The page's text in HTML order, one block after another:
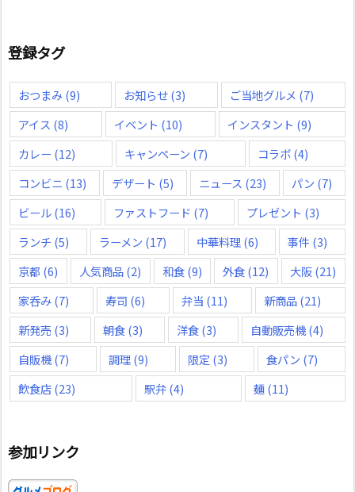
登録タグ
おつまみ(9) お知らせ(3) ご当地グルメ (7)
アイス (8) イベント (10) インスタント (9)
カレー (12) キャンペーン (7) コラボ(4)
コンビニ (13) デザート (5) ニュース (23) パン (7)
ビール(16) ファストフード (7) プレゼント (3)
ランチ (5) ラーメン (17) 中華料理(6) 事件 (3)
京都 (6) 人気商品(2) 和食(9) 外食(12) 大阪(21)
家呑み(7) 寿司 (6) 弁当 (11) 新商品(21)
新発売 (3) 朝食(3) 洋食(3) 自動販売機(4)
自販機(7) 調理(9) 限定 (3) 食パン (7)
飲食店(23) 駅弁(4) 麺(11)
参加リンク